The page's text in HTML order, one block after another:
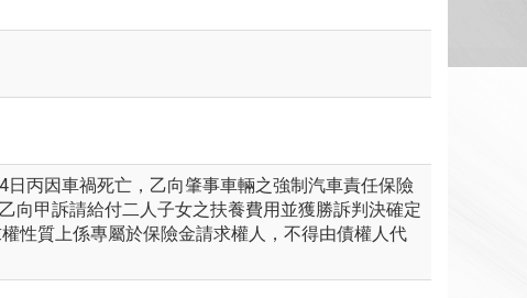
丙因車禍死亡，乙向肇事車輛之強制汽車責任保險
向甲訴請給付二人子女之扶養費用並獲勝訴判決確定
性質上係專屬於保險金請求權人，不得由債權人代